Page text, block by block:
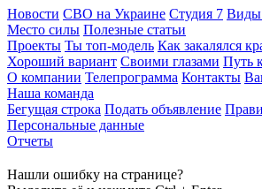
Новости СВО на Украине Студия 7 Виды
Место силы Полезные статьи
Проекты Ты топ-модель Как закалялся
Хороший вариант Своими глазами Путь
О компании Телепрограмма Контакты
Наша команда
Бегущая строка Подать объявление
Персональные данные
Отчеты
Нашли ошибку на странице?